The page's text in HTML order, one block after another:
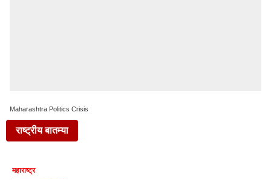
Maharashtra Politics Crisis
राष्ट्रीय बातम्या
महाराष्ट्र